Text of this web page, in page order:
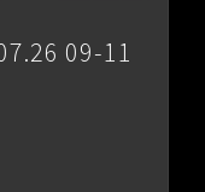
09-11